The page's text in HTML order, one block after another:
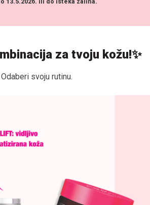
za tvoju kožu!✨
Odaberi svoju rutinu.